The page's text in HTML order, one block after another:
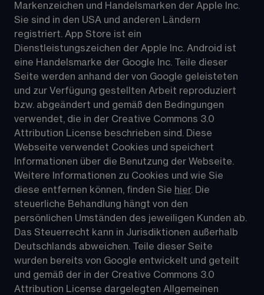
Markenzeichen und Handelsmarken der Apple Inc.
Sie sind in den USA und anderen Ländern
registriert. App Store ist ein
Dienstleistungszeichen der Apple Inc. Android ist
eine Handelsmarke der Google Inc. Teile dieser
Seite werden anhand der von Google geleisteten
und zur Verfügung gestellten Arbeit reproduziert
bzw. abgeändert und gemäß den Bedingungen
verwendet, die in der Creative Commons 3.0
Attribution License beschrieben sind. Diese
Webseite verwendet Cookies und speichert
Informationen über die Benutzung der Webseite.
Weitere Informationen zu Cookies und wie Sie
diese entfernen können, finden Sie hier. Die
steuerliche Behandlung hängt von den
persönlichen Umständen des jeweiligen Kunden ab.
Das Steuerrecht kann in Jurisdiktionen außerhalb
Deutschlands abweichen. Teile dieser Seite
wurden bereits von Google entwickelt und geteilt
und gemäß der in der Creative Commons 3.0
Attribution License dargelegten Allgemeinen